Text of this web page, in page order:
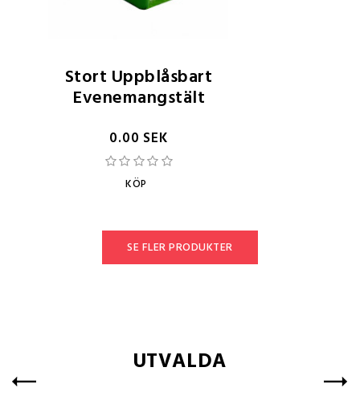
Stort Uppblåsbart
Evenemangstält
0.00 SEK
KÖP
SE FLER PRODUKTER
UTVALDA